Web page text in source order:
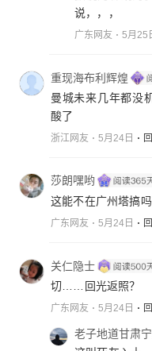
说，，，
广东网友 5月25
重现海布利辉煌
曼城未来几年都没
酸了
浙江网友 5月24日
莎朗嘿哟
这能不在广州塔搞
广东网友 5月24日
关仁隐士
切……回光返照？
广东网友 5月24日
老子地道甘肃